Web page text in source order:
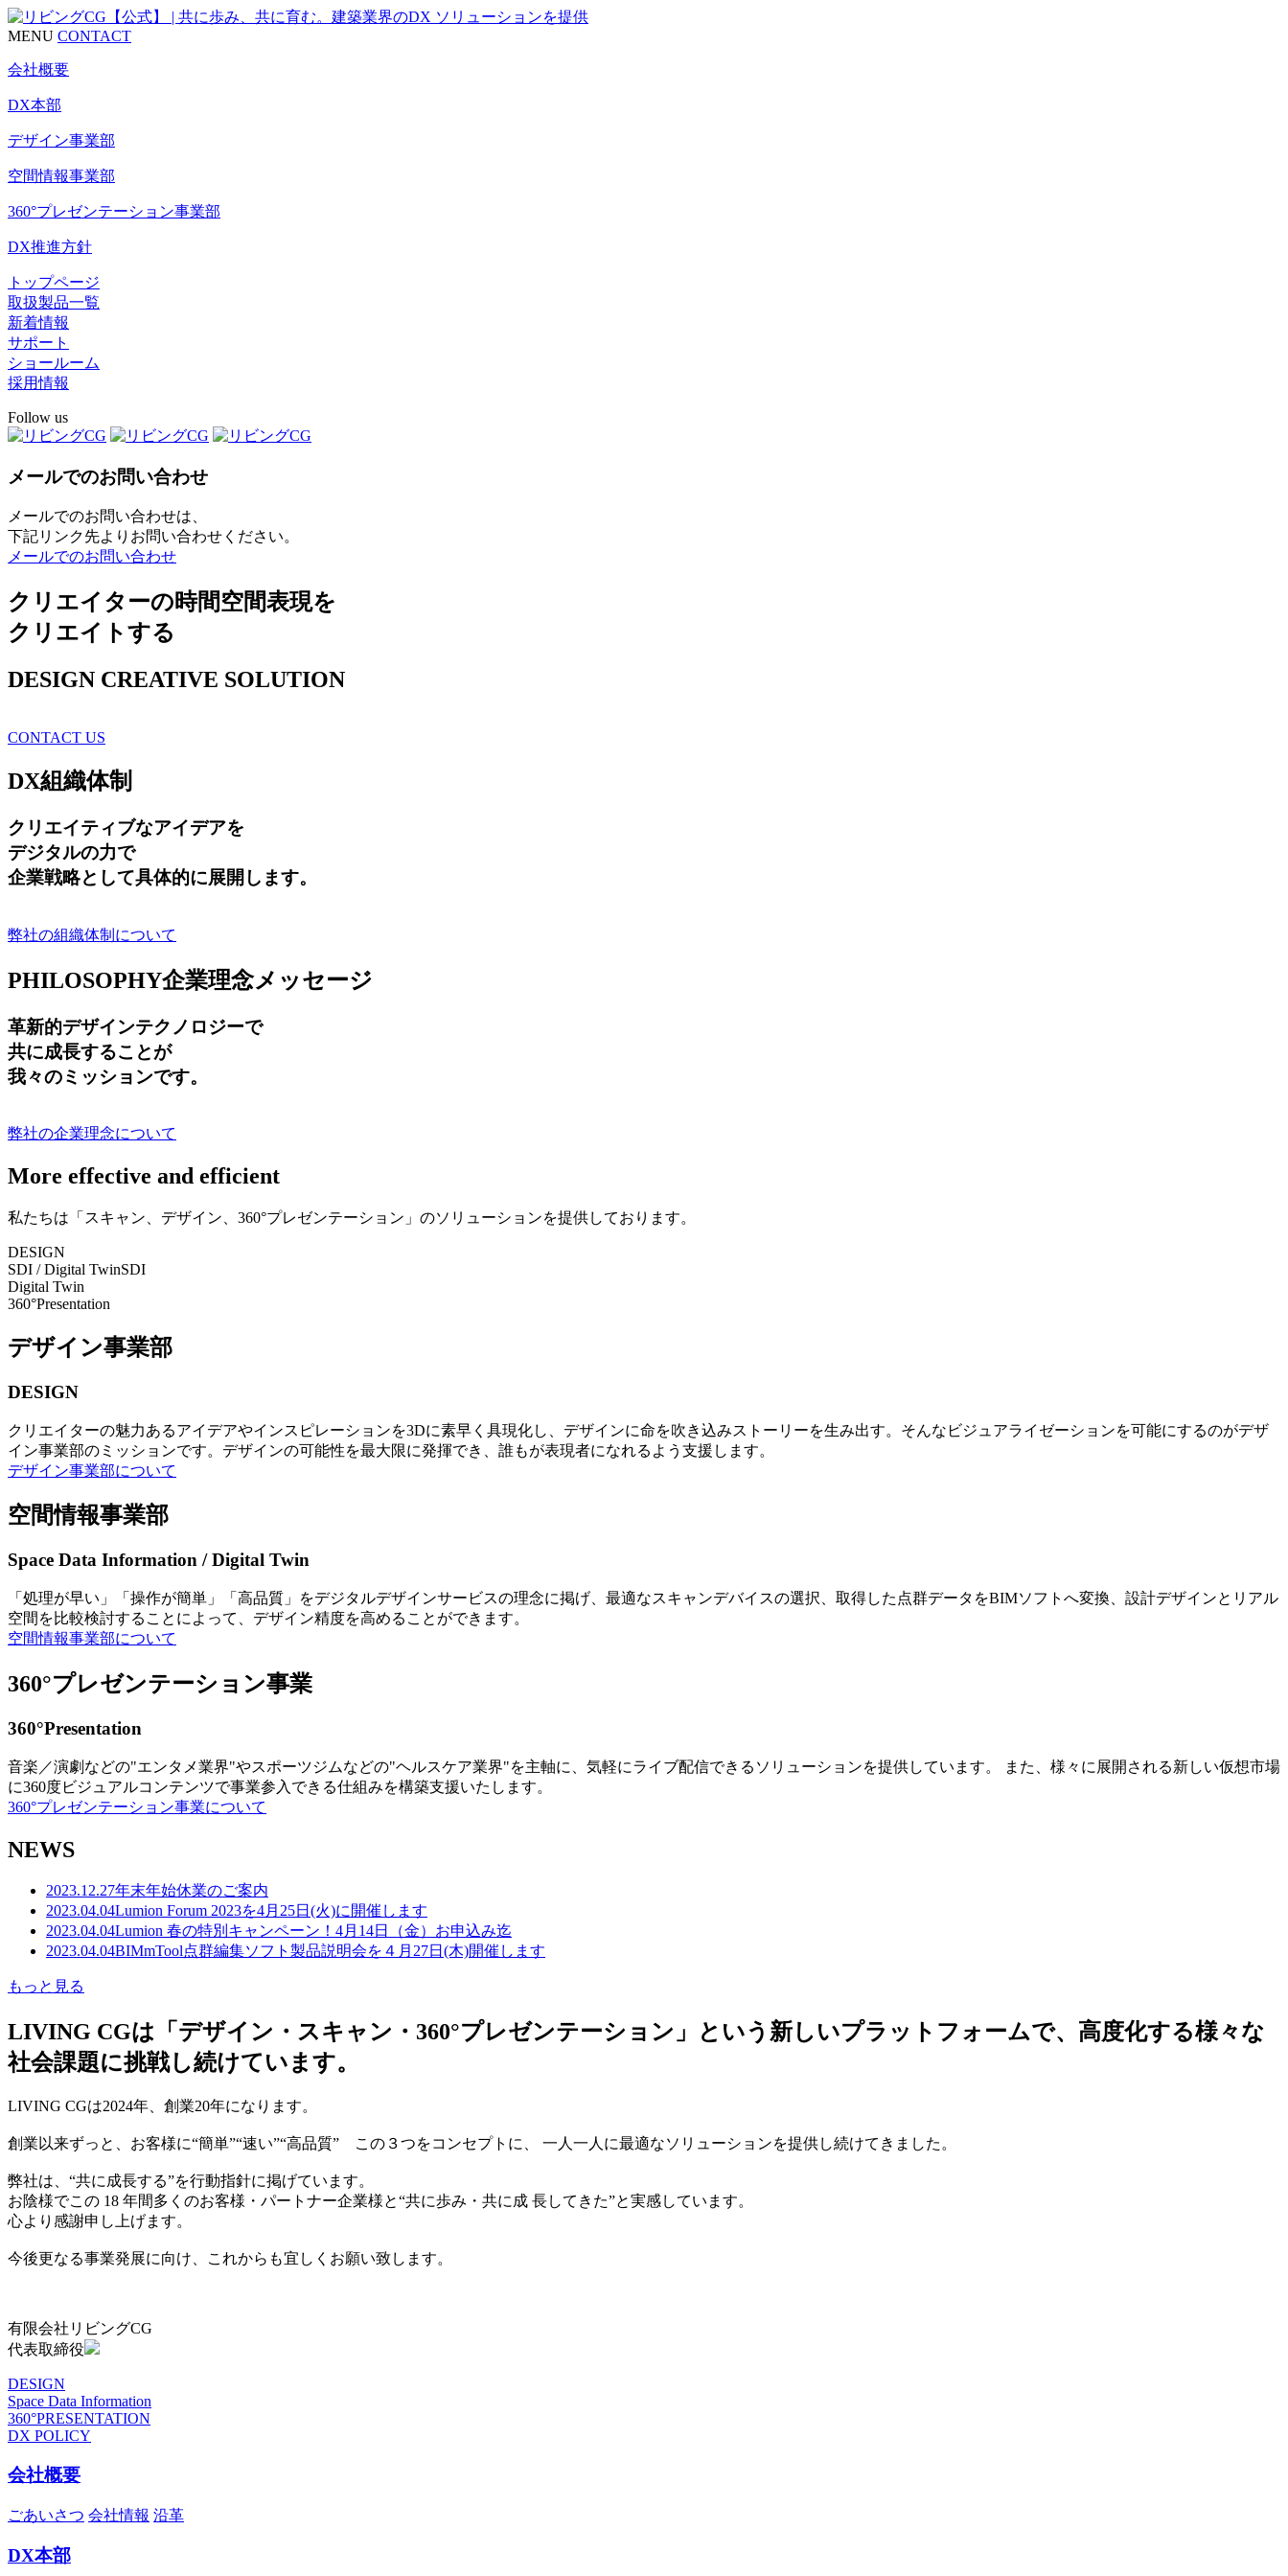
MENU CONTACT
会社概要
DX本部
デザイン事業部
空間情報事業部
360°プレゼンテーション事業部
DX推進方針
トップページ
取扱製品一覧
新着情報
サポート
ショールーム
採用情報
Follow us
メールでのお問い合わせ
メールでのお問い合わせは、
下記リンク先よりお問い合わせください。
メールでのお問い合わせ
クリエイターの時間空間表現を
クリエイトする
DESIGN CREATIVE SOLUTION
CONTACT US
DX組織体制
クリエイティブなアイデアを
デジタルの力で
企業戦略として具体的に展開します。
弊社の組織体制について
PHILOSOPHY企業理念メッセージ
革新的デザインテクノロジーで
共に成長することが
我々のミッションです。
弊社の企業理念について
More effective and efficient
私たちは「スキャン、デザイン、360°プレゼンテーション」のソリューションを提供しております。
DESIGN
SDI / Digital TwinSDI
Digital Twin
360°Presentation
デザイン事業部
DESIGN
クリエイターの魅力あるアイデアやインスピレーションを3Dに素早く具現化し、デザインに命を吹き込みストーリーを生み出す。そんなビジュアライゼーションを可能にするのがデザ
イン事業部のミッションです。デザインの可能性を最大限に発揮でき、誰もが表現者になれるよう支援します。
デザイン事業部について
空間情報事業部
Space Data Information / Digital Twin
「処理が早い」「操作が簡単」「高品質」をデジタルデザインサービスの理念に掲げ、最適なスキャンデバイスの選択、取得した点群データをBIMソフトへ変換、設計デザインとリアル
空間を比較検討することによって、デザイン精度を高めることができます。
空間情報事業部について
360°プレゼンテーション事業
360°Presentation
音楽／演劇などの"エンタメ業界"やスポーツジムなどの"ヘルスケア業界"を主軸に、気軽にライブ配信できるソリューションを提供しています。 また、様々に展開される新しい仮想市場
に360度ビジュアルコンテンツで事業参入できる仕組みを構築支援いたします。
360°プレゼンテーション事業について
NEWS
2023.12.27年末年始休業のご案内
2023.04.04Lumion Forum 2023を4月25日(火)に開催します
2023.04.04Lumion 春の特別キャンペーン！4月14日（金）お申込み迄
2023.04.04BIMmTool点群編集ソフト製品説明会を４月27日(木)開催します
もっと見る
LIVING CGは「デザイン・スキャン・360°プレゼンテーション」という新しいプラットフォームで、高度化する様々な
社会課題に挑戦し続けています。
LIVING CGは2024年、創業20年になります。
創業以来ずっと、お客様に“簡単”“速い”“高品質” この３つをコンセプトに、 一人一人に最適なソリューションを提供し続けてきました。
弊社は、“共に成長する”を行動指針に掲げています。
お陰様でこの 18 年間多くのお客様・パートナー企業様と“共に歩み・共に成 長してきた”と実感しています。
心より感謝申し上げます。
今後更なる事業発展に向け、これからも宜しくお願い致します。
有限会社リビングCG
代表取締役
DESIGN
Space Data Information
360°PRESENTATION
DX POLICY
会社概要
ごあいさつ 会社情報 沿革
DX本部